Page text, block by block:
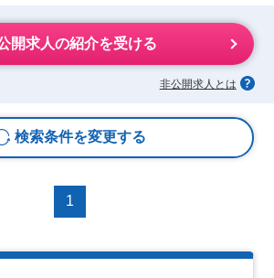
開求人の紹介を受ける
非公開求人とは
検索条件を変更する
1